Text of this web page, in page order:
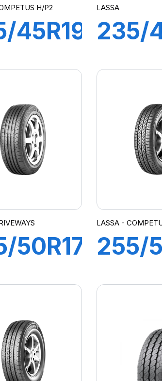
H/P2
45R19
LASSA
235/
50R17
LASSA -
255/
H/P2